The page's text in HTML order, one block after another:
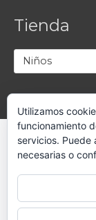
Tienda
Niños
Copyright ©
Utilizamos
funcionamiento
servicios. Puede
necesarias o